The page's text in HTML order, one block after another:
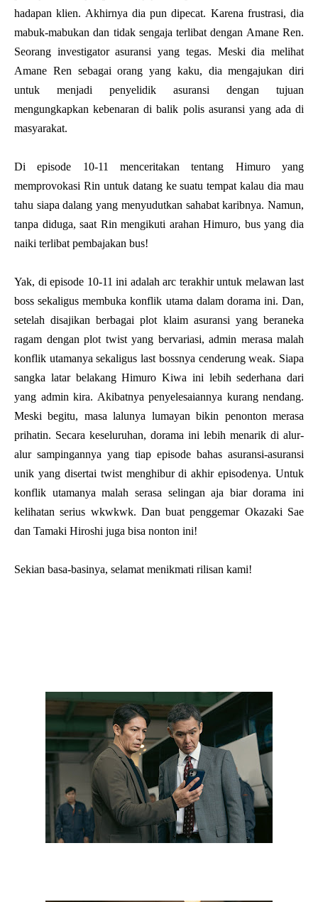
hadapan klien. Akhirnya dia pun dipecat. Karena frustrasi, dia
mabuk-mabukan dan tidak sengaja terlibat dengan Amane Ren.
Seorang investigator asuransi yang tegas. Meski dia melihat
Amane Ren sebagai orang yang kaku, dia mengajukan diri
untuk menjadi penyelidik asuransi dengan tujuan
mengungkapkan kebenaran di balik polis asuransi yang ada di
masyarakat.
Di episode 10-11 menceritakan tentang Himuro yang
memprovokasi Rin untuk datang ke suatu tempat kalau dia mau
tahu siapa dalang yang menyudutkan sahabat karibnya. Namun,
tanpa diduga, saat Rin mengikuti arahan Himuro, bus yang dia
naiki terlibat pembajakan bus!
Yak, di episode 10-11 ini adalah arc terakhir untuk melawan last
boss sekaligus membuka konflik utama dalam dorama ini. Dan,
setelah disajikan berbagai plot klaim asuransi yang beraneka
ragam dengan plot twist yang bervariasi, admin merasa malah
konflik utamanya sekaligus last bossnya cenderung weak. Siapa
sangka latar belakang Himuro Kiwa ini lebih sederhana dari
yang admin kira. Akibatnya penyelesaiannya kurang nendang.
Meski begitu, masa lalunya lumayan bikin penonton merasa
prihatin. Secara keseluruhan, dorama ini lebih menarik di alur-
alur sampingannya yang tiap episode bahas asuransi-asuransi
unik yang disertai twist menghibur di akhir episodenya. Untuk
konflik utamanya malah serasa selingan aja biar dorama ini
kelihatan serius wkwkwk. Dan buat penggemar Okazaki Sae
dan Tamaki Hiroshi juga bisa nonton ini!
Sekian basa-basinya, selamat menikmati rilisan kami!